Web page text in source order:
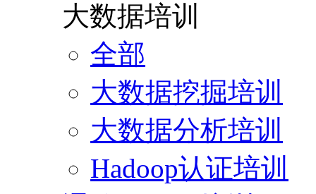
大数据培训
全部
大数据挖掘培训
大数据分析培训
Hadoop认证培训